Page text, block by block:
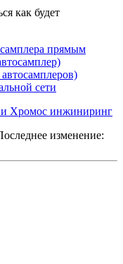
как будет
прямым
сети
Хромос инжиниринг
изменение: